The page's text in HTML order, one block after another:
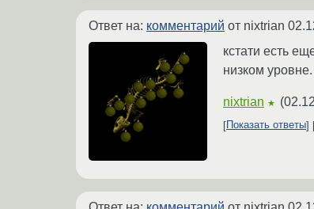
Ответ на: комментарий от nixtrian
кстати есть
низком
nixtrian ★ (
Показать ответы